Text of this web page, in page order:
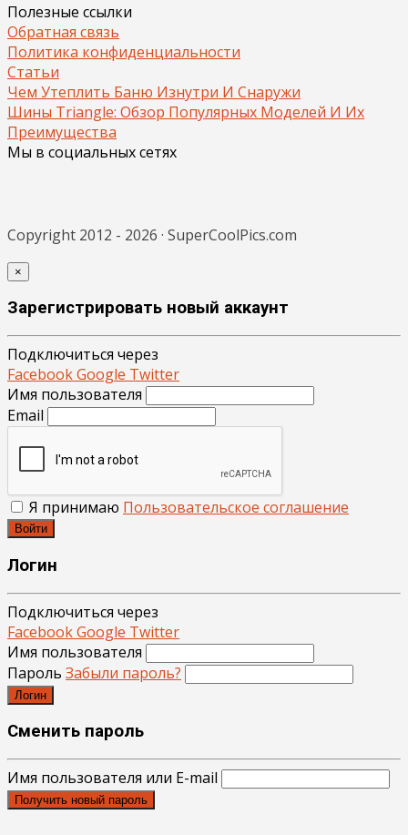
Полезные ссылки
Обратная связь
Политика конфиденциальности
Статьи
Чем Утеплить Баню Изнутри И Снаружи
Шины Triangle: Обзор Популярных Моделей И Их
Преимущества
Мы в социальных сетях
Copyright 2012 - 2026 · SuperCoolPics.com
×
Зарегистрировать новый аккаунт
Подключиться через
FacebookGoogle Twitter
Имя пользователя
Email
Я принимаю Пользовательское соглашение
Войти
Логин
Подключиться через
FacebookGoogle Twitter
Имя пользователя
Пароль Забыли пароль?
Логин
Сменить пароль
Имя пользователя или E-mail
Получить новый пароль